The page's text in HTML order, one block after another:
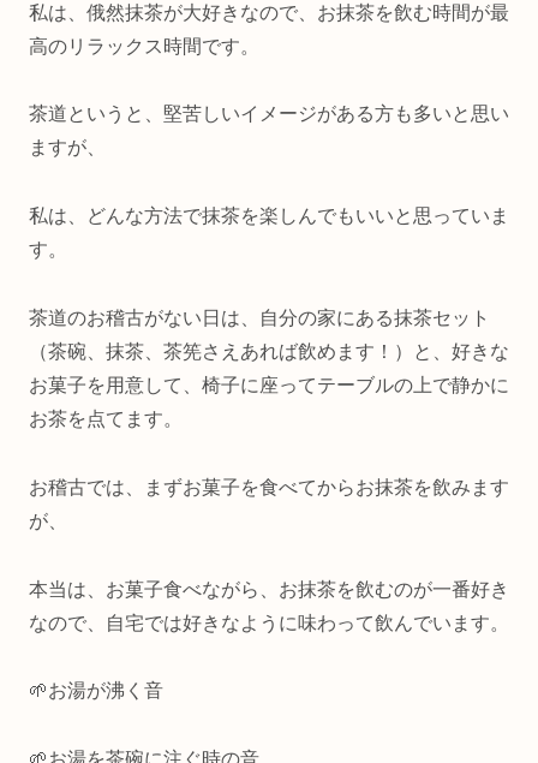
私は、俄然抹茶が大好きなので、お抹茶を飲む時間が最
高のリラックス時間です。
茶道というと、堅苦しいイメージがある方も多いと思い
ますが、
私は、どんな方法で抹茶を楽しんでもいいと思っていま
す。
茶道のお稽古がない日は、自分の家にある抹茶セット
（茶碗、抹茶、茶筅さえあれば飲めます！）と、好きな
お菓子を用意して、椅子に座ってテーブルの上で静かに
お茶を点てます。
お稽古では、まずお菓子を食べてからお抹茶を飲みます
が、
本当は、お菓子食べながら、お抹茶を飲むのが一番好き
なので、自宅では好きなように味わって飲んでいます。
🌱お湯が沸く音